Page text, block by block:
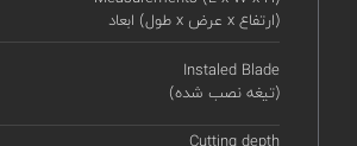
ابعاد (طول x عرض x ارتفاع)
Instaled Blade
(تیغه نصب شده)